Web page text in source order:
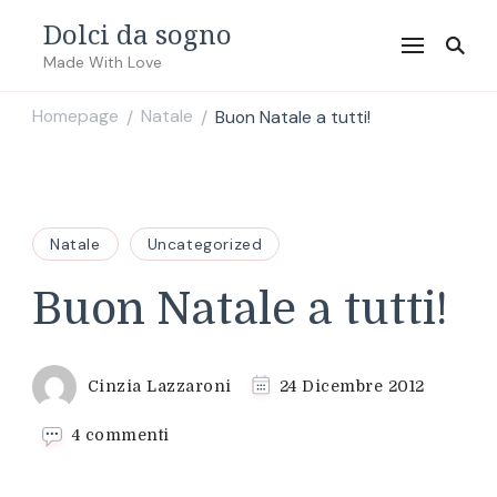
Dolci da sogno
Made With Love
Homepage / Natale / Buon Natale a tutti!
Natale Uncategorized
Buon Natale a tutti!
Cinzia Lazzaroni 24 Dicembre 2012
4 commenti